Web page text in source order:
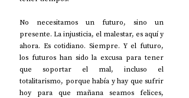
No necesitamos un futuro, sino un
presente. La injusticia, el malestar, es aquí y
ahora. Es cotidiano. Siempre. Y el futuro,
los futuros han sido la excusa para tener
que soportar el mal, incluso el
totalitarismo, porque había y hay que sufrir
hoy para que mañana seamos felices,